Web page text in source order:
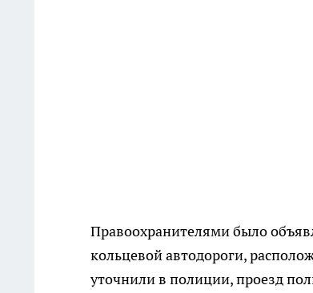
Правоохранителями было
кольцевой автодороги,
уточнили в полиции, проезд